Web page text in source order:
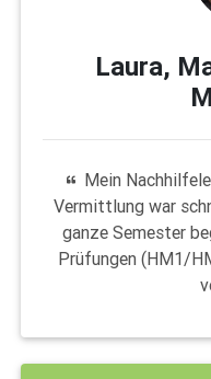
Laura,
Mein
Vermittlung war
ganze Semester
Prüfungen (HM1/